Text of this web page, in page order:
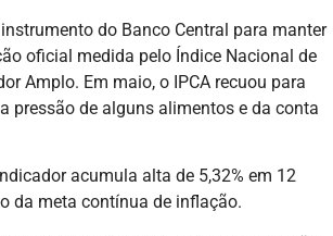
do Banco Central para manter
oficial medida pelo Índice Nacional de
Amplo. Em maio, o IPCA recuou para
pressão de alguns alimentos e da conta
acumula alta de 5,32% em 12
da meta contínua de inflação.